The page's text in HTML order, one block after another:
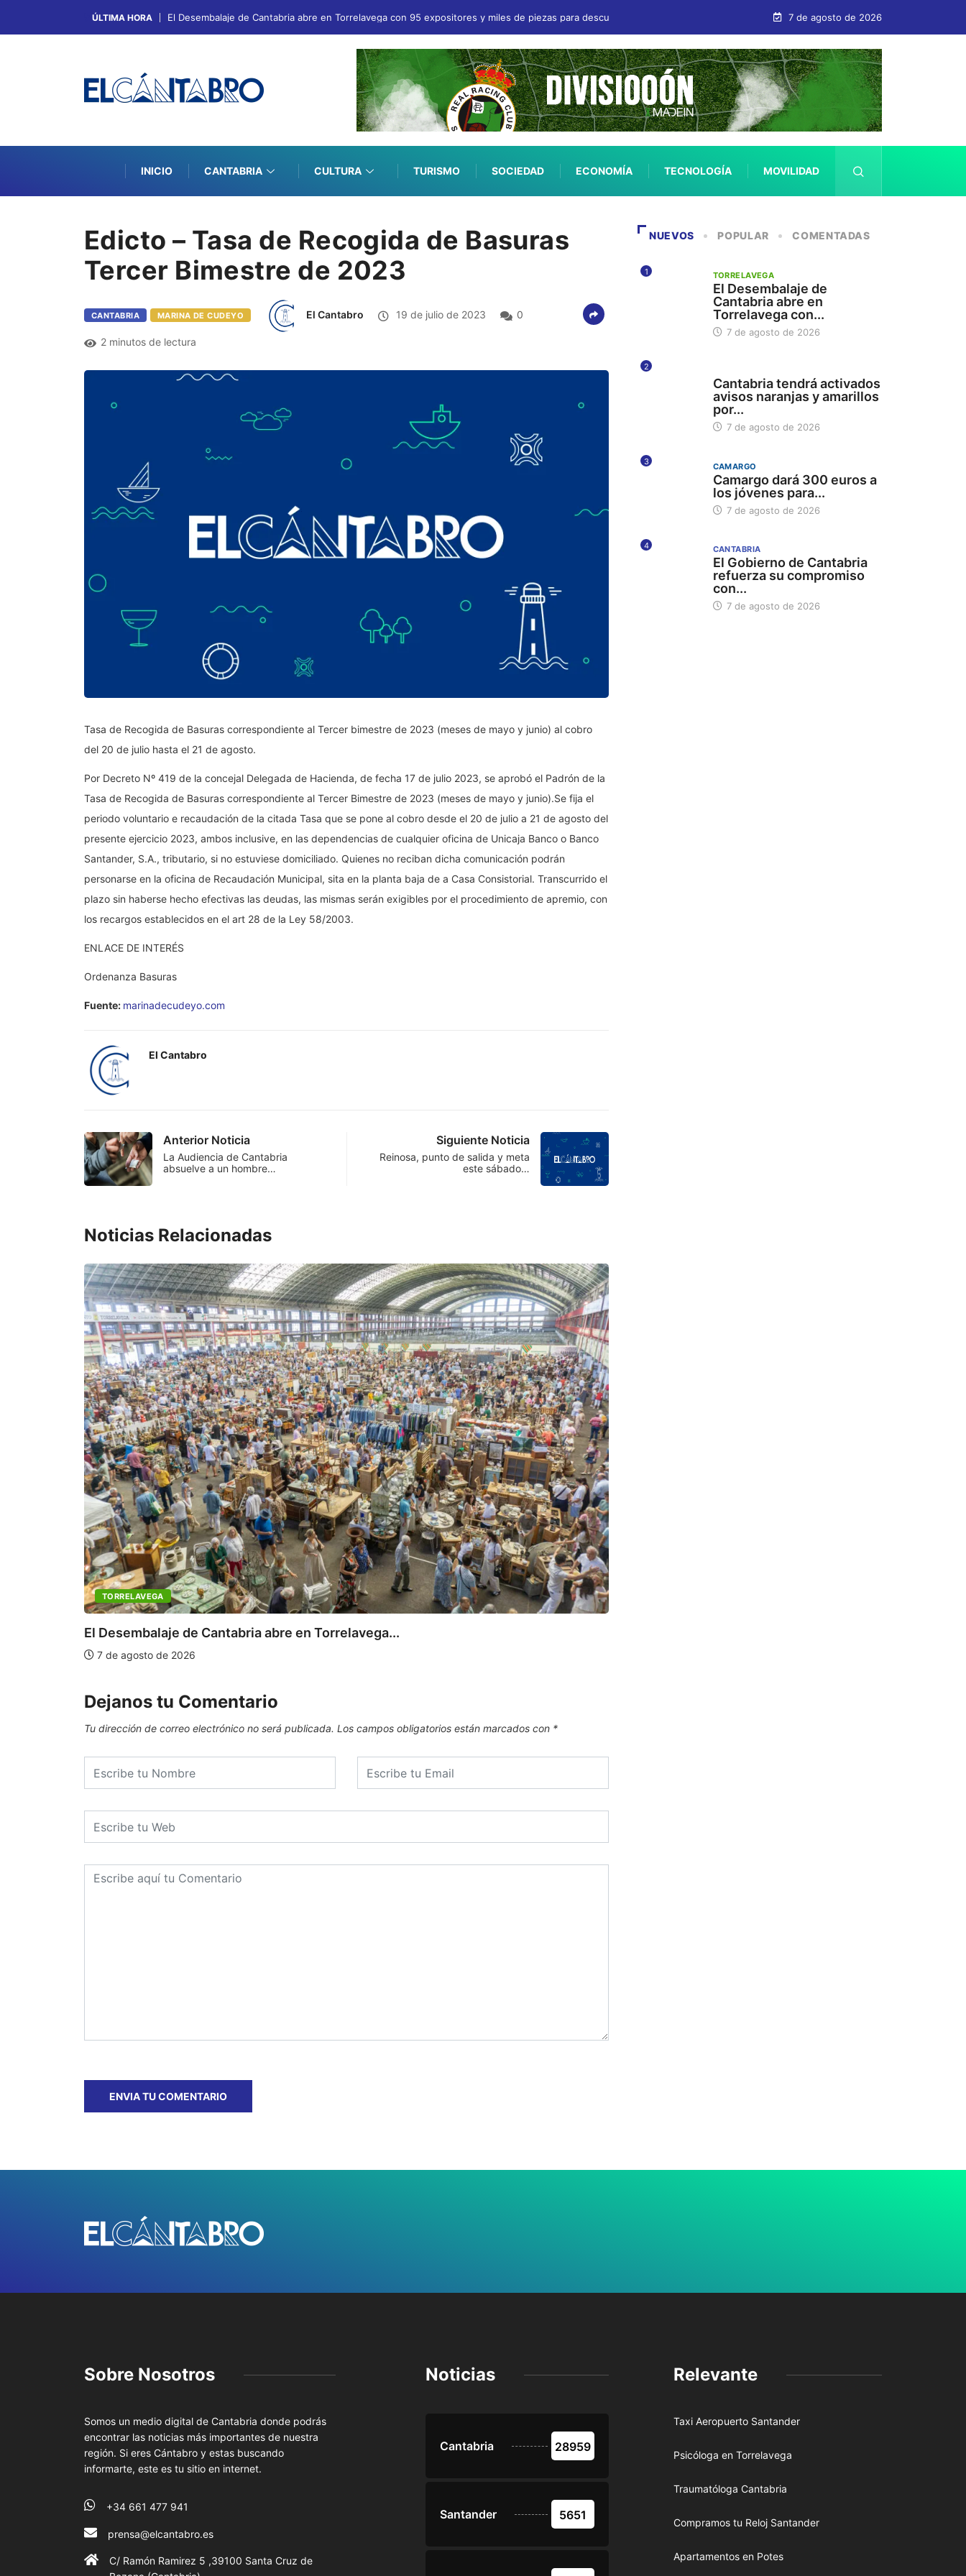
ÚLTIMA HORA El Desembalaje de Cantabria abre en Torrelavega con 95 expositores y miles de piezas para descubrir 7 de agosto de 2026
INICIO CANTABRIA CULTURA TURISMO SOCIEDAD ECONOMÍA TECNOLOGÍA MOVILIDAD
Edicto – Tasa de Recogida de Basuras
Tercer Bimestre de 2023
CANTABRIA MARINA DE CUDEYO El Cantabro 19 de julio de 2023 0
2 minutos de lectura
Tasa de Recogida de Basuras correspondiente al Tercer bimestre de 2023 (meses de mayo y junio) al cobro
del 20 de julio hasta el 21 de agosto.
Por Decreto Nº 419 de la concejal Delegada de Hacienda, de fecha 17 de julio 2023, se aprobó el Padrón de la
Tasa de Recogida de Basuras correspondiente al Tercer Bimestre de 2023 (meses de mayo y junio).Se fija el
periodo voluntario e recaudación de la citada Tasa que se pone al cobro desde el 20 de julio a 21 de agosto del
presente ejercicio 2023, ambos inclusive, en las dependencias de cualquier oficina de Unicaja Banco o Banco
Santander, S.A., tributario, si no estuviese domiciliado. Quienes no reciban dicha comunicación podrán
personarse en la oficina de Recaudación Municipal, sita en la planta baja de a Casa Consistorial. Transcurrido el
plazo sin haberse hecho efectivas las deudas, las mismas serán exigibles por el procedimiento de apremio, con
los recargos establecidos en el art 28 de la Ley 58/2003.
ENLACE DE INTERÉS
Ordenanza Basuras
Fuente: marinadecudeyo.com
El Cantabro
Anterior Noticia
La Audiencia de Cantabria
absuelve a un hombre…
Siguiente Noticia
Reinosa, punto de salida y meta
este sábado…
Noticias Relacionadas
TORRELAVEGA
El Desembalaje de Cantabria abre en Torrelavega...
7 de agosto de 2026
Dejanos tu Comentario
Tu dirección de correo electrónico no será publicada. Los campos obligatorios están marcados con *
NUEVOS POPULAR COMENTADAS
1 TORRELAVEGA
El Desembalaje de
Cantabria abre en
Torrelavega con...
7 de agosto de 2026
2
Cantabria tendrá activados
avisos naranjas y amarillos
por...
7 de agosto de 2026
3 CAMARGO
Camargo dará 300 euros a
los jóvenes para...
7 de agosto de 2026
4 CANTABRIA
El Gobierno de Cantabria
refuerza su compromiso
con...
7 de agosto de 2026
Sobre Nosotros
Somos un medio digital de Cantabria donde podrás
encontrar las noticias más importantes de nuestra
región. Si eres Cántabro y estas buscando
informarte, este es tu sitio en internet.
+34 661 477 941
prensa@elcantabro.es
C/ Ramón Ramirez 5 ,39100 Santa Cruz de
Noticias
Cantabria 28959
Santander 5651
Relevante
Taxi Aeropuerto Santander
Psicóloga en Torrelavega
Traumatóloga Cantabria
Compramos tu Reloj Santander
Apartamentos en Potes